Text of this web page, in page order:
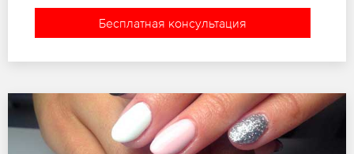
Бесплатная консультация